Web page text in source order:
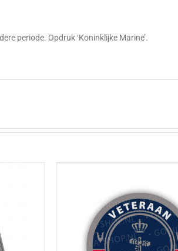
periode. Opdruk ‘Koninklijke Marine’.